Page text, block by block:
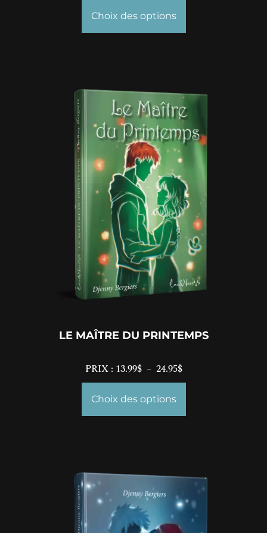
Choix des options
LE MAÎTRE DU PRINTEMPS
PRIX : 13.99$ – 24.95$
Choix des options